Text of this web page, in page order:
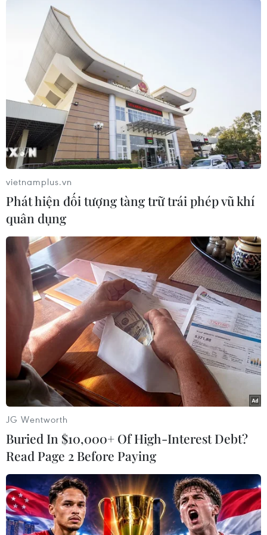
TIN LIÊN QUAN
Ba Lan sẵn sàng tiếp nhận số binh sỹ Mỹ
từ Đức
21/06/2020 04:54
Bộ trưởng Quốc phòng Ba Lan Mariusz Błaszczak cho
biết Ba Lan đã chuẩn bị để binh lính Mỹ có thể tăng
cường sự hiện diện trên lãnh thổ quốc gia châu Âu.
vietnamplus.vn
Phát hiện đối tượng tàng trữ trái phép vũ khí
quân dụng
JG Wentworth
Buried In $10,000+ Of High-Interest Debt?
Read Page 2 Before Paying